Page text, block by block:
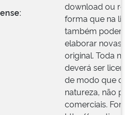
download ou
forma que na
também podem
elaborar novas
original. Toda
deverá ser
de modo que
natureza, não
comerciais.